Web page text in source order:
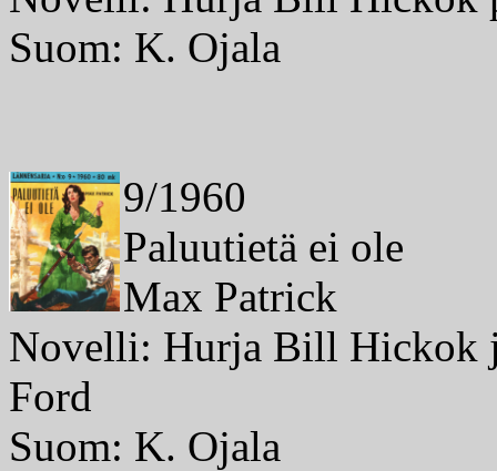
Suom: K. Ojala
9/1960
Paluutietä ei ole
Max Patrick
Novelli: Hurja Bill Hickok
Ford
Suom: K. Ojala